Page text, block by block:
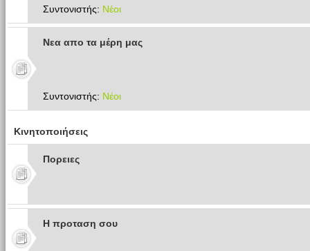
Συντονιστής: Νέοι
Νεα απο τα μέρη μας
Συντονιστής: Νέοι
Κινητοποιήσεις
Πoρειες
Η προταση σου